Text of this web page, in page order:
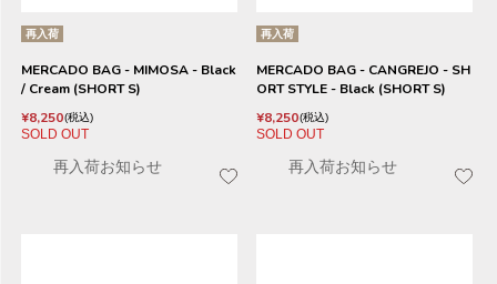
再入荷
MERCADO BAG - MIMOSA - Black
/ Cream (SHORT S)
¥8,250 税込
SOLD OUT
再入荷お知らせ
再入荷
MERCADO BAG - CANGREJO - SH
ORT STYLE - Black (SHORT S)
¥8,250 税込
SOLD OUT
再入荷お知らせ